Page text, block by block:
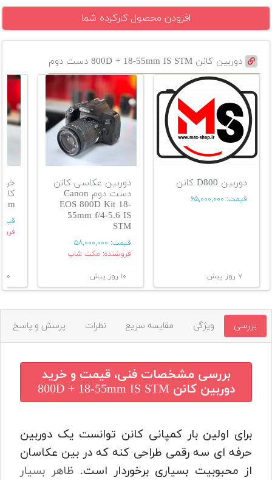
افزودن محصول کارکرده شما
دوربین کانن 800D + 18-55mm IS STM دست دوم
دوربین D800 کانن
قیمت: ۶۵,۰۰۰,۰۰۰
۷ روز پیش
دوربین عکاسی کانن
دست دوم Canon
EOS 800D Kit 18-
55mm f/4-5.6 IS
STM
قیمت: ۵۸,۰۰۰,۰۰۰
فروشنده: مکث شاپ
۱۰ روز پیش ۱۰ روز پیش
بررسی ویژگی مقایسه سریع نظرات پرسش و پاسخ
بررسی مشخصات فنی، قیمت و خرید
دوربین کانن 800D + 18-55mm IS STM
برای اولین بار کمپانی کانن توانست یک دوربین
حرفه ای سه رقمی طراحی کنه که در بین عکاسان
از محبوبیت بسیاری برخوردار است. ظاهر بسیار